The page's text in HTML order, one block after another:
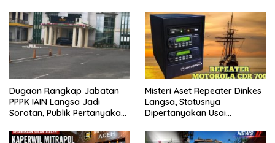
Kontrol Sosial Desak APH
Usut Tuntas.
Dugaan Rangkap Jabatan
PPPK IAIN Langsa Jadi
Sorotan, Publik Pertanyakan
Misteri Aset Repeater Dinkes
Langsa, Statusnya
Dipertanyakan Usai